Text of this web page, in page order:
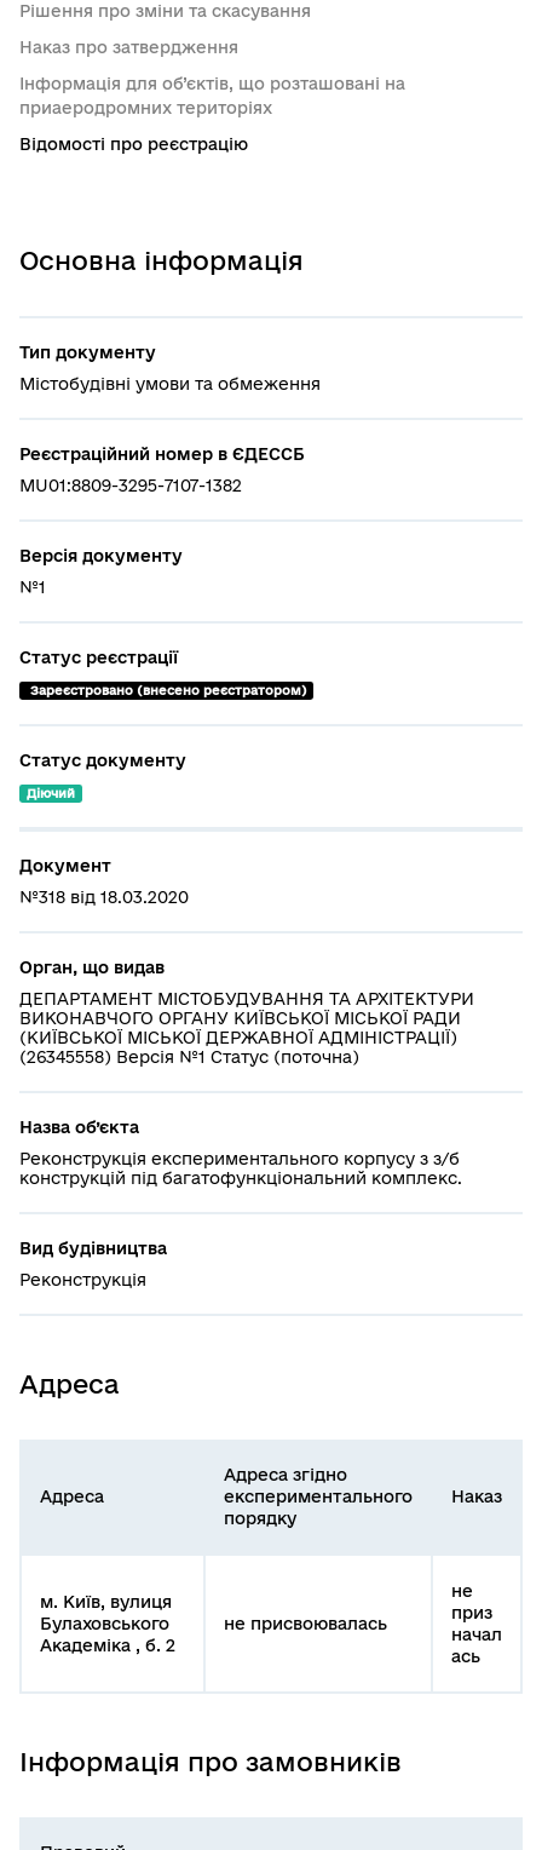
Основна інформація
Тип документу
Містобудівні умови та обмеження
Реєстраційний номер в ЄДЕССБ
MU01:8809-3295-7107-1382
Версія документу
№1
Статус реєстрації
Зареєстровано (внесено реєстратором)
Статус документу
Діючий
Документ
№318 від 18.03.2020
Орган, що видав
ДЕПАРТАМЕНТ МІСТОБУДУВАННЯ ТА АРХІТЕКТУРИ
ВИКОНАВЧОГО ОРГАНУ КИЇВСЬКОЇ МІСЬКОЇ РАДИ
(КИЇВСЬКОЇ МІСЬКОЇ ДЕРЖАВНОЇ АДМІНІСТРАЦІЇ)
(26345558) Версія №1 Статус (поточна)
Назва об’єкта
Реконструкція експериментального корпусу з з/б
конструкцій під багатофункціональний комплекс.
Вид будівництва
Реконструкція
Адреса
Адреса
Адреса згідно
експериментального
порядку
Наказ
м. Київ, вулиця
Булаховського
Академіка , б. 2
не присвоювалась
не
приз
начал
ась
Інформація про замовників
Рішення про зміни та скасування
Наказ про затвердження
Інформація для об’єктів, що розташовані на
приаеродромних територіях
Відомості про реєстрацію